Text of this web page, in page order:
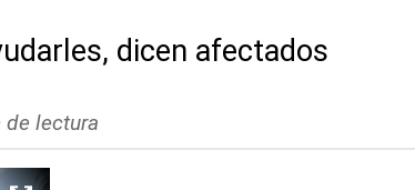
dicen afectados
de lectura